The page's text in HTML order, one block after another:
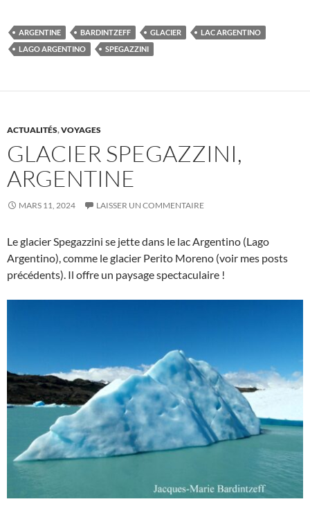
ARGENTINE BARDINTZEFF GLACIER
LAC ARGENTINO
LAGO ARGENTINO
SPEGAZZINI
ACTUALITÉS,VOYAGES
GLACIER SPEGAZZINI,
ARGENTINE
MARS 11, 2024 LAISSER UN COMMENTAIRE
Le glacier Spegazzini se jette dans le lac Argentino (Lago
Argentino), comme le glacier Perito Moreno (voir mes posts
précédents). Il offre un paysage spectaculaire !